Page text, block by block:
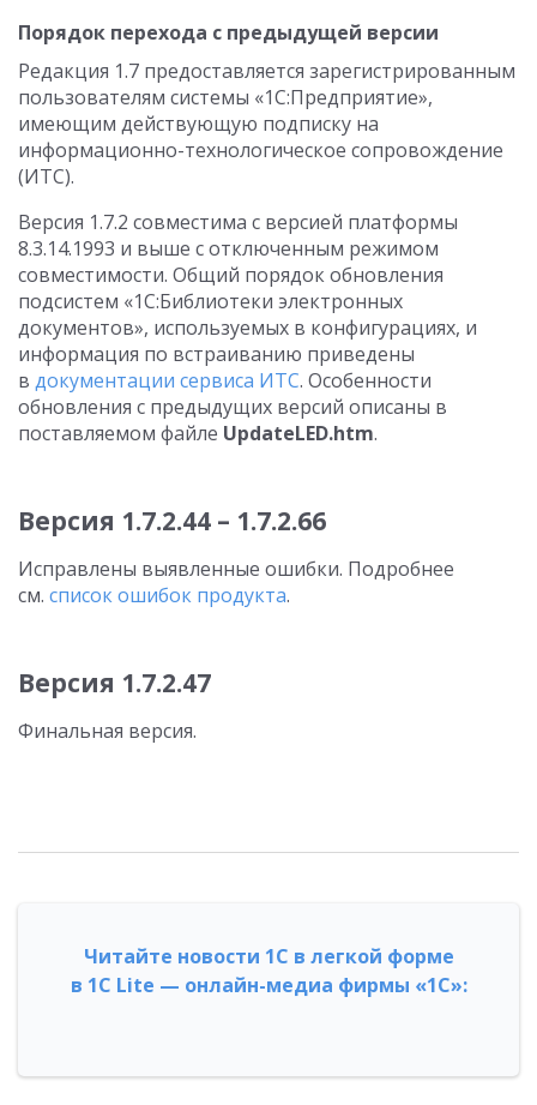
Порядок перехода с предыдущей версии
Редакция 1.7 предоставляется зарегистрированным
пользователям системы «1С:Предприятие»,
имеющим действующую подписку на
информационно-технологическое сопровождение
(ИТС).
Версия 1.7.2 совместима с версией платформы
8.3.14.1993 и выше с отключенным режимом
совместимости. Общий порядок обновления
подсистем «1С:Библиотеки электронных
документов», используемых в конфигурациях, и
информация по встраиванию приведены
в документации сервиса ИТС. Особенности
обновления с предыдущих версий описаны в
поставляемом файле UpdateLED.htm.
Версия 1.7.2.44 – 1.7.2.66
Исправлены выявленные ошибки. Подробнее
см. список ошибок продукта.
Версия 1.7.2.47
Финальная версия.
Читайте новости 1С в легкой форме
в 1С Lite — онлайн-медиа фирмы «1С»: